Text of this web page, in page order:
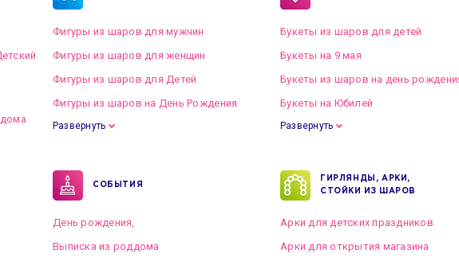
Фигуры из шаров для мужчин
Фигуры из шаров для женщин
Фигуры из шаров для Детей
Фигуры из шаров на День Рождения
Развернуть
Букеты из шаров для детей
Букеты на 9 мая
Букеты из шаров на день
Букеты на Юбилей
Развернуть
СОБЫТИЯ
День рождения,
Выписка из роддома
ГИРЛЯНДЫ, АРКИ,
СТОЙКИ ИЗ ШАРОВ
Арки для детских праздников
Арки для открытия магазина